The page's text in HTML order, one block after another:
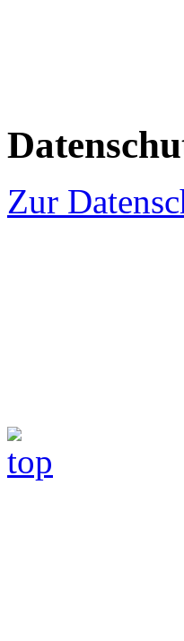
Zur